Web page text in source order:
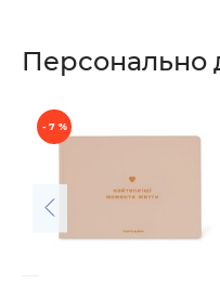
Персонально
- 7 %